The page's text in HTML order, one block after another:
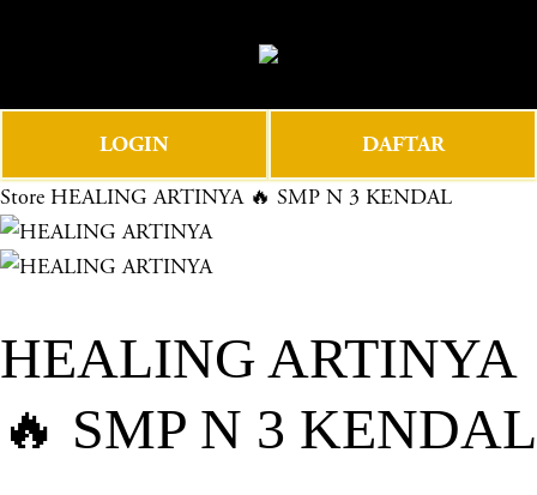
e
e
n
u
LOGIN DAFTAR
Store HEALING ARTINYA 🔥 SMP N 3 KENDAL
HEALING ARTINYA
🔥 SMP N 3 KENDAL